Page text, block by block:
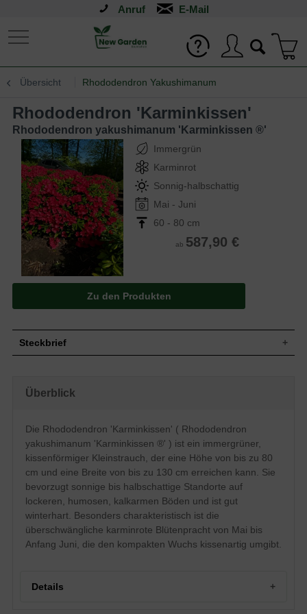
Anruf
Übersicht Rhododendron Yakushimanum
Rhododendron 'Karminkissen'
Rhododendron yakushimanum 'Karminkissen ®'
Immergrün
Karminrot
Sonnig-halbschattig
Mai - Juni
60 - 80 cm
ab 587,90 €
Zu den Produkten
Steckbrief
Blatt
Immergrün, schmal-lanzettlich, am Ende
zugespitzt, leicht nach oben gewölbt, matt
glänzend, dunkelgrün, Unterseite
cremebraunfilzig behaart, bis zu 10 cm
lang und 2 bis 3 cm breit
Frucht
Kapselfrucht
Blüte
Karminrot, trichterförmig, am Saum leicht
gewellt, Einzelblüte 5 cm im Durchmesser,
in Büscheln zusammen, sehr zahlreich
Blütezeit
Rinde
Bevorzugt lockere, durchlässige, humose
Überblick
Die Rhododendron 'Karminkissen' ( Rhododendron
yakushimanum 'Karminkissen ®' ) ist ein immergrüner,
kissenförmiger Kleinstrauch, der eine Höhe von bis zu 80
cm und eine Breite von bis zu 130 cm erreichen kann. Sie
bevorzugt sonnige bis halbschattige Standorte auf
lockeren, humosen, kalkarmen Böden und ist gut
winterhart. Besonders charakteristisch ist die
überschwängliche karminrote Blütenpracht von Mai bis
Anfang Juni, die den kompakten Wuchs kissenartig umgibt.
Details